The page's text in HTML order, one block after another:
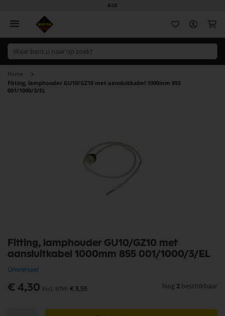
B2B
Home
Fitting, lamphouder GU10/GZ10 met aansluitkabel 1000mm 855
001/1000/3/EL
Fitting, lamphouder GU10/GZ10 met
aansluitkabel 1000mm 855 001/1000/3/EL
Universeel
€ 4,30 € 3,55 Nog 2 beschikbaar
Ga
naar
het
van
de
afbeeldingen-